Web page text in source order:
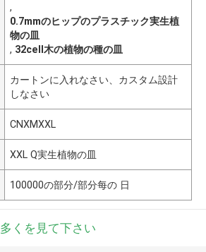
,
0.7mmのヒップのプラスチック実生植
物の皿
, 32cell木の植物の種の皿
カートンに入れなさい、カスタム設計
しなさい
CNXMXXL
XXL Q実生植物の皿
100000の部分/部分每の 日
多くを見て下さい